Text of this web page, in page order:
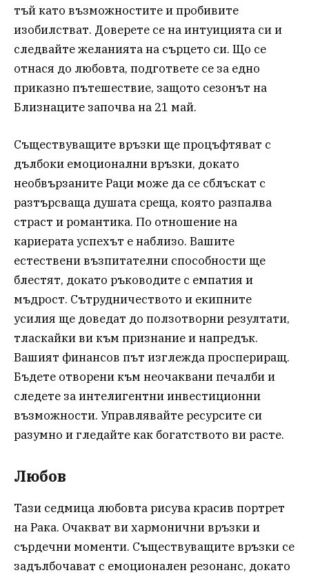
тъй като възможностите и пробивите
изобилстват. Доверете се на интуицията си и
следвайте желанията на сърцето си. Що се
отнася до любовта, подгответе се за едно
приказно пътешествие, защото сезонът на
Близнаците започва на 21 май.
Съществуващите връзки ще процъфтяват с
дълбоки емоционални връзки, докато
необвързаните Раци може да се сблъскат с
разтърсваща душата среща, която разпалва
страст и романтика. По отношение на
кариерата успехът е наблизо. Вашите
естествени възпитателни способности ще
блестят, докато ръководите с емпатия и
мъдрост. Сътрудничеството и екипните
усилия ще доведат до ползотворни резултати,
тласкайки ви към признание и напредък.
Вашият финансов път изглежда проспериращ.
Бъдете отворени към неочаквани печалби и
следете за интелигентни инвестиционни
възможности. Управлявайте ресурсите си
разумно и гледайте как богатството ви расте.
Любов
Тази седмица любовта рисува красив портрет
на Рака. Очакват ви хармонични връзки и
сърдечни моменти. Съществуващите връзки се
задълбочават с емоционален резонанс, докато